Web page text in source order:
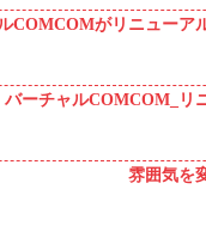
COMCOMがリニューア
バーチャルCOMCOM_リ
雰囲気を